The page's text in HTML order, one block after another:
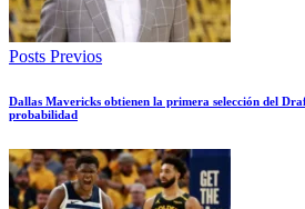
Posts Previos
Dallas Mavericks obtienen la primera selección del
probabilidad